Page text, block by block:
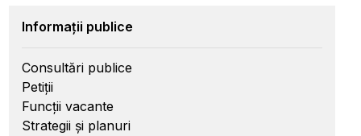
Informații publice
Consultări publice
Petiții
Funcții vacante
Strategii și planuri